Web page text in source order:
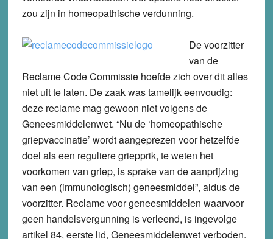
zou zijn in homeopathische verdunning.
De voorzitter
van de
Reclame Code Commissie hoefde zich over dit alles
niet uit te laten. De zaak was tamelijk eenvoudig:
deze reclame mag gewoon niet volgens de
Geneesmiddelenwet. “Nu de ‘homeopathische
griepvaccinatie’ wordt aangeprezen voor hetzelfde
doel als een reguliere griepprik, te weten het
voorkomen van griep, is sprake van de aanprijzing
van een (immunologisch) geneesmiddel”, aldus de
voorzitter. Reclame voor geneesmiddelen waarvoor
geen handelsvergunning is verleend, is ingevolge
artikel 84, eerste lid, Geneesmiddelenwet verboden.